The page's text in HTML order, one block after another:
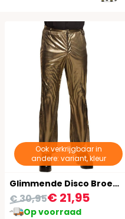
Ook verkrijgbaar in
andere: variant, kleur
Glimmende Disco Broek Heren Goud
€ 21,95
€ 30,95
Op voorraad